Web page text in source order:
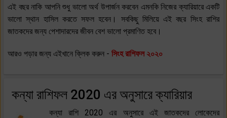
এই বছর নাকি আপনি শুধু ভালো অর্থ উপার্জন করবেন এমনকি নিজের ক্যারিয়ারে একটি
ভালো স্থান হাসিল করতে সফল হবেন। সবকিছু মিলিয়ে এই বছর সিংহ রাশির
জাতকদের জন্য পেশাদারদের জীবন বেশ ভালো প্রমাণিত হবে।
আরও পড়ার জন্য এইখানে ক্লিক করুন - সিংহ রাশিফল ২০২০
কন্যা রাশিফল 2020 এর অনুসারে ক্যারিয়ার
কন্যা রাশি 2020 এর অনুসারে এই জাতকদের লোকেদের